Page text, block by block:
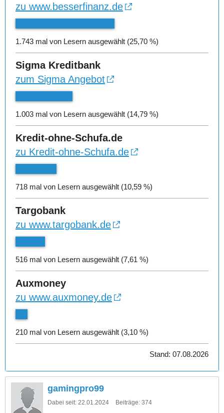
zu www.besserfinanz.de
1.743 mal von Lesern ausgewählt (25,70 %)
Sigma Kreditbank
zum Sigma Angebot
1.003 mal von Lesern ausgewählt (14,79 %)
Kredit-ohne-Schufa.de
zu Kredit-ohne-Schufa.de
718 mal von Lesern ausgewählt (10,59 %)
Targobank
zu www.targobank.de
516 mal von Lesern ausgewählt (7,61 %)
Auxmoney
zu www.auxmoney.de
210 mal von Lesern ausgewählt (3,10 %)
Stand: 07.08.2026
gamingpro99
Dabei seit: 22.01.2024 Beiträge: 374